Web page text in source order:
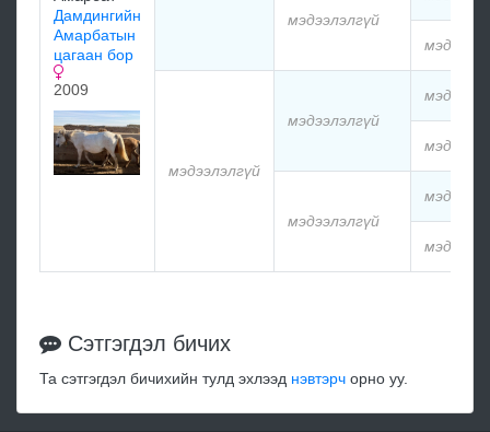
Дамдингийн
Амарбатын
цагаан бор
2009
мэдээлэлгүй
мэдээлэлгүй
мэдээлэлгүй
мэдээлэлгүй
Сэтгэгдэл бичих
Та сэтгэгдэл бичихийн тулд эхлээд нэвтэрч орно уу.